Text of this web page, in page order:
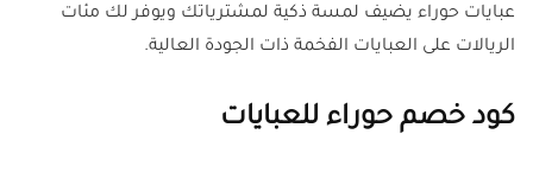
عبايات حوراء يضيف لمسة ذكية لمشترياتك ويوفر لك مئات
الريالات على العبايات الفخمة ذات الجودة العالية.
كود خصم حوراء للعبايات